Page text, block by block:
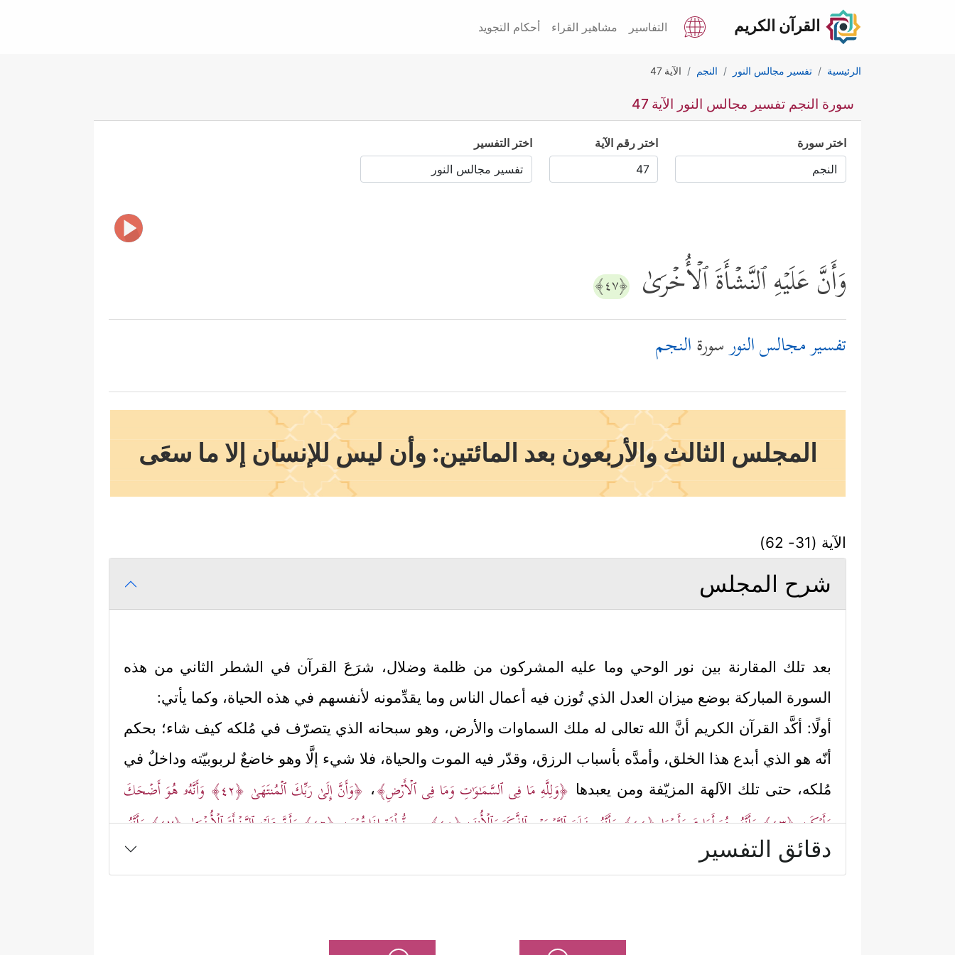
القرآن الكريم التفاسير مشاهير القراء أحكام التجويد
الرئيسية تفسير مجالس النور النجم الآية 47
سورة النجم تفسير مجالس النور الآية 47
اختر سورة اختر رقم الآية اختر التفسير
وَأَنَّ عَلَیۡهِ ٱلنَّشۡأَةَ ٱلۡأُخۡرَىٰ ﴿٤٧﴾
تفسير مجالس النورسورةالنجم
المجلس الثالث والأربعون بعد المائتين: وأن ليس للإنسان إلا ما سعَى
الآية (31- 62)
شرح المجلس
بعد تلك المقارنة بين نور الوحي وما عليه المشركون من ظلمة وضلال، شرَعَ القرآن في الشطر الثاني من هذه
السورة المباركة بوضع ميزان العدل الذي تُوزن فيه أعمال الناس وما يقدِّمونه لأنفسهم في هذه الحياة، وكما يأتي:
أولًا: أكَّد القرآن الكريم أنَّ الله تعالى له ملك السماوات والأرض، وهو سبحانه الذي يتصرّف في مُلكه كيف شاء؛ بحكم
أنّه هو الذي أبدع هذا الخلق، وأمدَّه بأسباب الرزق، وقدّر فيه الموت والحياة، فلا شيء إلَّا وهو خاضعٌ لربوبيّته وداخلٌ في
مُلكه، حتى تلك الآلهة المزيّفة ومن يعبدها ﴿وَلِلَّهِ مَا فِی ٱلسَّمَـٰوَ ٰ⁠تِ وَمَا فِی ٱلۡأَرۡضِ﴾، ﴿وَأَنَّ إِلَىٰ رَبِّكَ ٱلۡمُنتَهَىٰ ﴿٤٢﴾
وَأَنَّهُۥ هُوَ أَضۡحَكَ
وَأَبۡكَىٰ﴿٤٣﴾ وَأَنَّهُۥ هُوَ أَمَاتَ وَأَحۡیَا﴿٤٤﴾ وَأَنَّهُۥ خَلَقَ ٱلزَّوۡجَیۡنِ ٱلذَّكَرَ وَٱلۡأُنثَىٰ﴿٤٥﴾ مِن نُّطۡفَةٍ إِذَا تُمۡنَىٰ﴿٤٦﴾ وَأَنَّ عَلَیۡهِ ٱلنَّشۡأَةَ ٱلۡأُخۡرَىٰ﴿٤٧﴾
وَأَنَّهُۥ
هُوَ أَغۡنَىٰ وَأَقۡنَىٰ﴿٤٨﴾ وَأَنَّهُۥ هُوَ رَبُّ ٱلشِّعۡرَىٰ﴾دقائق التفسير